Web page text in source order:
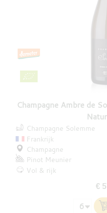
Champagne Ambre de
Champagne Solemme
Frankrijk
Champagne
Pinot Meunier
Vol & rijk
€